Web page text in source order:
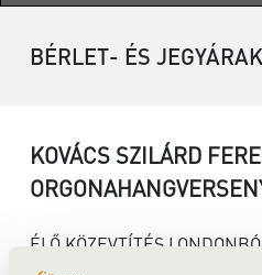
BÉRLET- ÉS JEGYÁRAK
KOVÁCS SZILÁRD
ÉLŐ KÖZEVTÍTÉS